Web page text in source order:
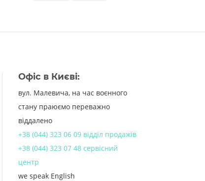
Офіс в Києві:
вул. Малевича, на час воєнного
стану праюємо переважно
віддалено
+38 (044) 323 06 09 відділ продажів
+38 (044) 323 07 48 сервісний
центр
we speak English